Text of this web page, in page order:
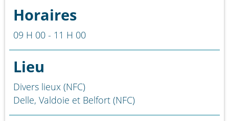
Horaires
09 H 00 - 11 H 00
Lieu
Divers lieux (NFC)
Delle, Valdoie et Belfort (NFC)